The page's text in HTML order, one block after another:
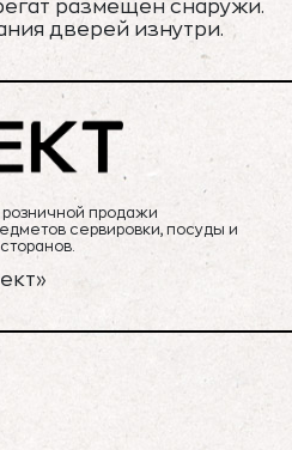
размещен снаружи.
дверей изнутри.
розничной продажи
сервировки, посуды и